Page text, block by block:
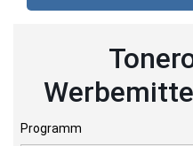
Programm